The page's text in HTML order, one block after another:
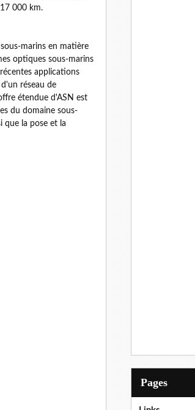
000 km.
marins en matière
optiques sous-marins
applications
réseau de
étendue d'ASN est
du domaine sous-
que la pose et la
Pages